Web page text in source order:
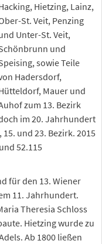
Hietzing, Lainz,
St. Veit, Penzing
Unter-St. Veit,
und
sowie Teile
Hadersdorf,
Mauer und
zum 13. Bezirk
im 20. Jahrhundert
und 23. Bezirk. 2015
52.115
für den 13. Wiener
11. Jahrhundert.
Theresia Schloss
Hietzing wurde zu
Ab 1800 ließen